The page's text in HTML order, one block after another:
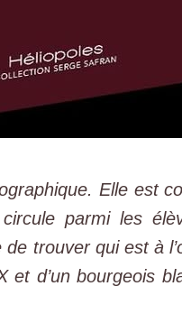
Elle est
parmi les
trouver qui est à
et d’un bourgeois